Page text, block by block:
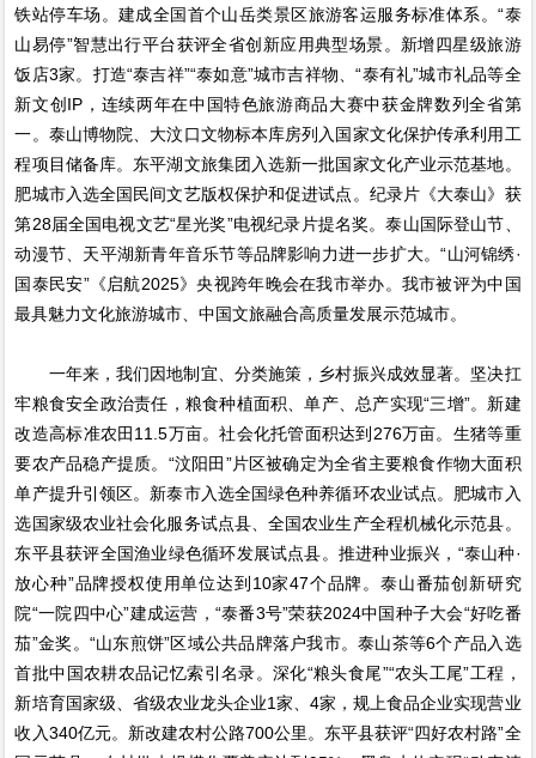
铁站停车场。建成全国首个山岳类景区旅游客运服务标准体系。“泰
山易停”智慧出行平台获评全省创新应用典型场景。新增四星级旅游
饭店3家。打造“泰吉祥”“泰如意”城市吉祥物、“泰有礼”城市礼品等全
新文创IP，连续两年在中国特色旅游商品大赛中获金牌数列全省第
一。泰山博物院、大汶口文物标本库房列入国家文化保护传承利用工
程项目储备库。东平湖文旅集团入选新一批国家文化产业示范基地。
肥城市入选全国民间文艺版权保护和促进试点。纪录片《大泰山》获
第28届全国电视文艺“星光奖”电视纪录片提名奖。泰山国际登山节、
动漫节、天平湖新青年音乐节等品牌影响力进一步扩大。“山河锦绣·
国泰民安”《启航2025》央视跨年晚会在我市举办。我市被评为中国
最具魅力文化旅游城市、中国文旅融合高质量发展示范城市。
一年来，我们因地制宜、分类施策，乡村振兴成效显著。坚决扛
牢粮食安全政治责任，粮食种植面积、单产、总产实现“三增”。新建
改造高标准农田11.5万亩。社会化托管面积达到276万亩。生猪等重
要农产品稳产提质。“汶阳田”片区被确定为全省主要粮食作物大面积
单产提升引领区。新泰市入选全国绿色种养循环农业试点。肥城市入
选国家级农业社会化服务试点县、全国农业生产全程机械化示范县。
东平县获评全国渔业绿色循环发展试点县。推进种业振兴，“泰山种·
放心种”品牌授权使用单位达到10家47个品牌。泰山番茄创新研究
院“一院四中心”建成运营，“泰番3号”荣获2024中国种子大会“好吃番
茄”金奖。“山东煎饼”区域公共品牌落户我市。泰山茶等6个产品入选
首批中国农耕农品记忆索引名录。深化“粮头食尾”“农头工尾”工程，
新培育国家级、省级农业龙头企业1家、4家，规上食品企业实现营业
收入340亿元。新改建农村公路700公里。东平县获评“四好农村路”全